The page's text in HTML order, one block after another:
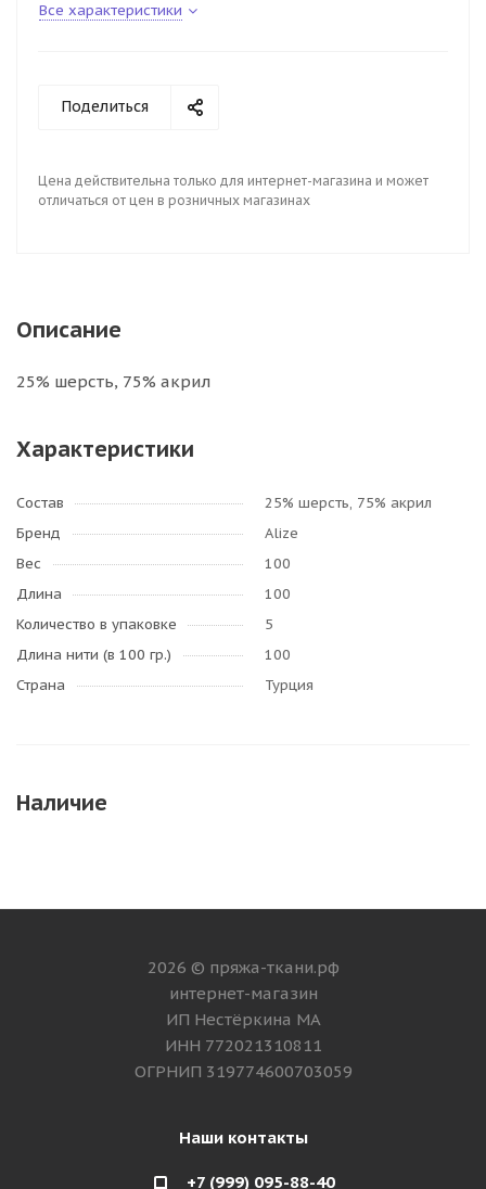
Все характеристики
Поделиться
Цена действительна только для интернет-магазина и может
отличаться от цен в розничных магазинах
Описание
25% шерсть, 75% акрил
Характеристики
Состав
25% шерсть, 75% акрил
Бренд
Alize
Вес
100
Длина
100
Количество в упаковке
5
Длина нити (в 100 гр.)
100
Страна
Турция
Наличие
2026 © пряжа-ткани.рф
интернет-магазин
ИП Нестёркина МА
ИНН 772021310811
ОГРНИП 319774600703059
Наши контакты
+7 (999) 095-88-40